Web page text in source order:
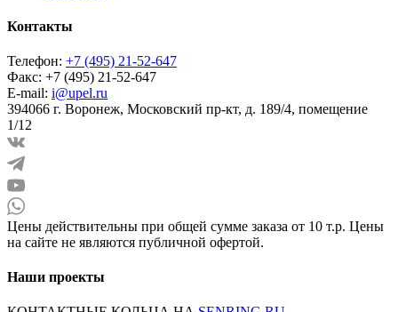
Контакты
Телефон: +7 (495) 21-52-647
Факс: +7 (495) 21-52-647
E-mail: i@upel.ru
394066 г. Воронеж, Московский пр-кт, д. 189/4, помещение
1/12
Цены действительны при общей сумме заказа от 10 т.р. Цены
на сайте не являются публичной офертой.
Наши проекты